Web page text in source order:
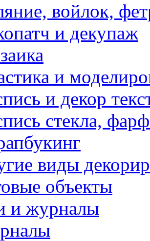
войлок,
и декупаж
и
и декор
стекла,
виды
объекты
и журналы